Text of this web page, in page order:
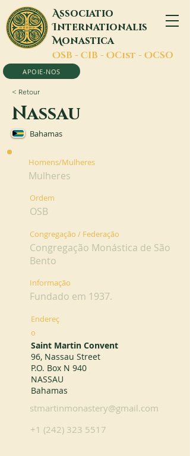
Associatio
Internationalis
Monastica
OSB - CIB - OCist - OCSO
APOIE-NOS
< Retour
Nassau
Bahamas
Homens/Mulheres
Mulheres
Ordem
OSB
Congregação / Federação
Congregação Monástica de São
Bento
Informação
Fundado em 1937.
Endereç
o
Saint Martin Convent
96, Nassau Street
P.O. Box N 940
NASSAU
Bahamas
stmartinmonastery@gmail.com
+1 (242) 323 5517